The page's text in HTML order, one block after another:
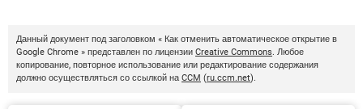
Данный документ под заголовком « Как отменить автоматическое открытие в
Google Chrome » представлен по лицензии Creative Commons. Любое
копирование, повторное использование или редактирование содержания
должно осуществляться со ссылкой на CCM (ru.ccm.net).